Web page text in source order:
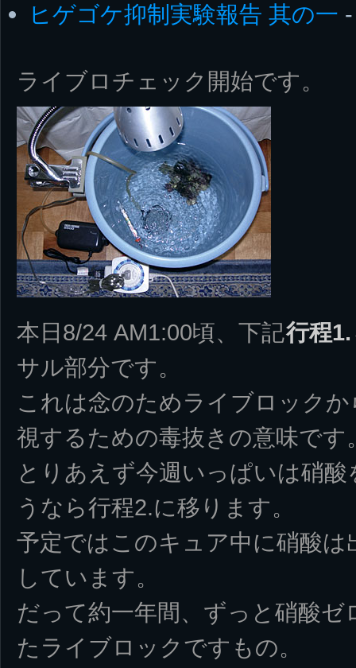
ヒゲゴケ抑制実験報告 其の一
ライブロチェック開始です。
本日8/24 AM1:00頃、下記行程1.
サル部分です。
これは念のためライブロック
視するための毒抜きの意味です
とりあえず今週いっぱいは硝
うなら行程2.に移ります。
予定ではこのキュア中に硝酸
しています。
だって約一年間、ずっと硝酸
たライブロックですもの。